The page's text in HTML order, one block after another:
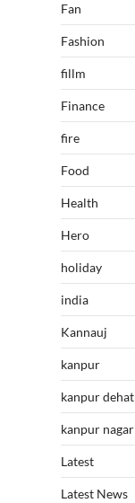
Fan
Fashion
fillm
Finance
fire
Food
Health
Hero
holiday
india
Kannauj
kanpur
kanpur dehat
kanpur nagar
Latest
Latest News